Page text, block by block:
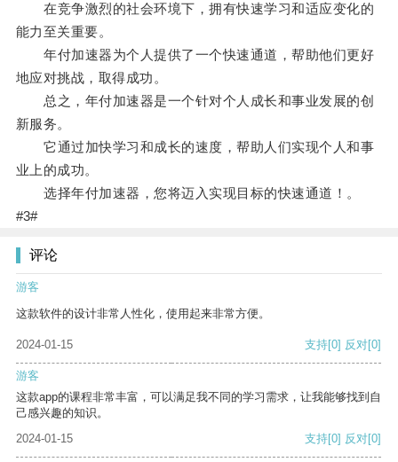
在竞争激烈的社会环境下，拥有快速学习和适应变化的
能力至关重要。
年付加速器为个人提供了一个快速通道，帮助他们更好
地应对挑战，取得成功。
总之，年付加速器是一个针对个人成长和事业发展的创
新服务。
它通过加快学习和成长的速度，帮助人们实现个人和事
业上的成功。
选择年付加速器，您将迈入实现目标的快速通道！。
#3#
评论
游客
这款软件的设计非常人性化，使用起来非常方便。
2024-01-15 支持[0] 反对[0]
游客
这款app的课程非常丰富，可以满足我不同的学习需求，让我能够找到自
己感兴趣的知识。
2024-01-15
支持[0] 反对[0]